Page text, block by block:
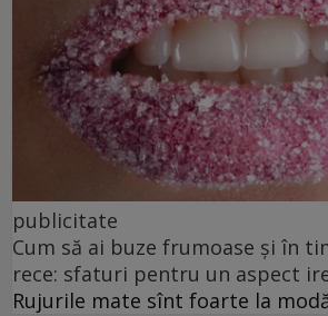
publicitate
Cum să ai buze frumoase şi în
rece: sfaturi pentru un aspect
Rujurile mate sînt foarte la